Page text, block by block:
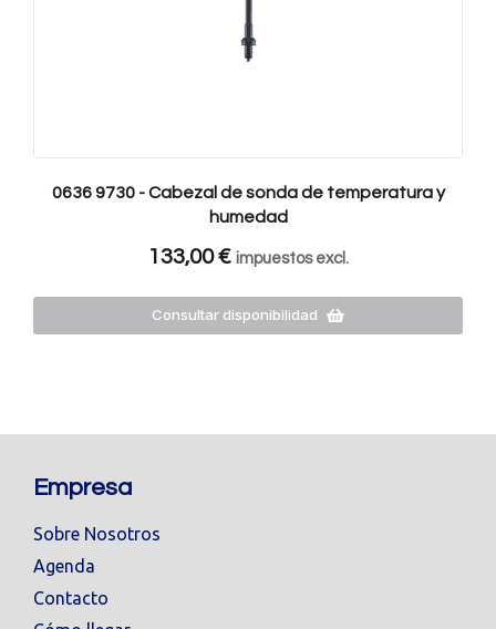
0636 9730 - Cabezal de sonda de temperatura y
humedad
133,00€ impuestos excl.
Consultar disponibilidad
Empresa
Sobre Nosotros
Agenda
Contacto